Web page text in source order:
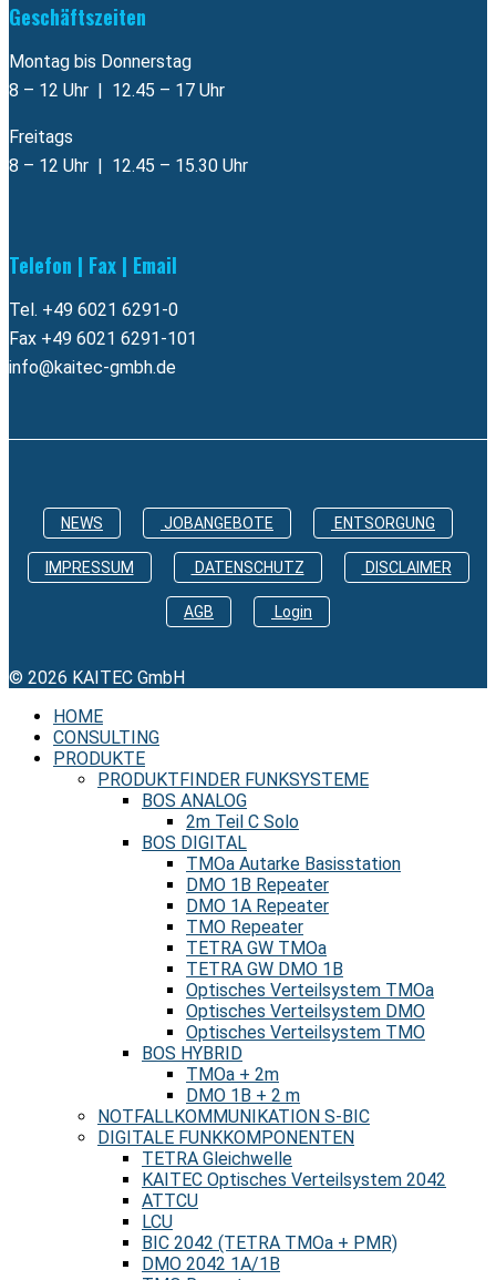
Geschäftszeiten
Montag bis Donnerstag
8 – 12 Uhr | 12.45 – 17 Uhr
Freitags
8 – 12 Uhr | 12.45 – 15.30 Uhr
Telefon | Fax | Email
Tel. +49 6021 6291-0
Fax +49 6021 6291-101
info@kaitec-gmbh.de
NEWS JOBANGEBOTE ENTSORGUNG
IMPRESSUM DATENSCHUTZ DISCLAIMER
AGB Login
© 2026 KAITEC GmbH
HOME
CONSULTING
PRODUKTE
PRODUKTFINDER FUNKSYSTEME
BOS ANALOG
2m Teil C Solo
BOS DIGITAL
TMOa Autarke Basisstation
DMO 1B Repeater
DMO 1A Repeater
TMO Repeater
TETRA GW TMOa
TETRA GW DMO 1B
Optisches Verteilsystem TMOa
Optisches Verteilsystem DMO
Optisches Verteilsystem TMO
BOS HYBRID
TMOa + 2m
DMO 1B + 2 m
NOTFALLKOMMUNIKATION S-BIC
DIGITALE FUNKKOMPONENTEN
TETRA Gleichwelle
KAITEC Optisches Verteilsystem 2042
ATTCU
LCU
BIC 2042 (TETRA TMOa + PMR)
DMO 2042 1A/1B